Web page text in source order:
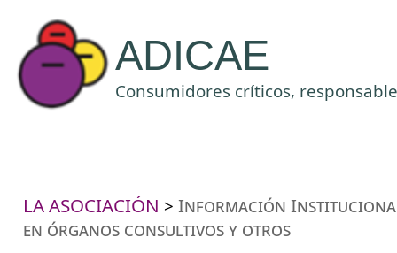
ADICAE
Consumidores críticos,
LA ASOCIACIÓN > Información
en órganos consultivos y otros